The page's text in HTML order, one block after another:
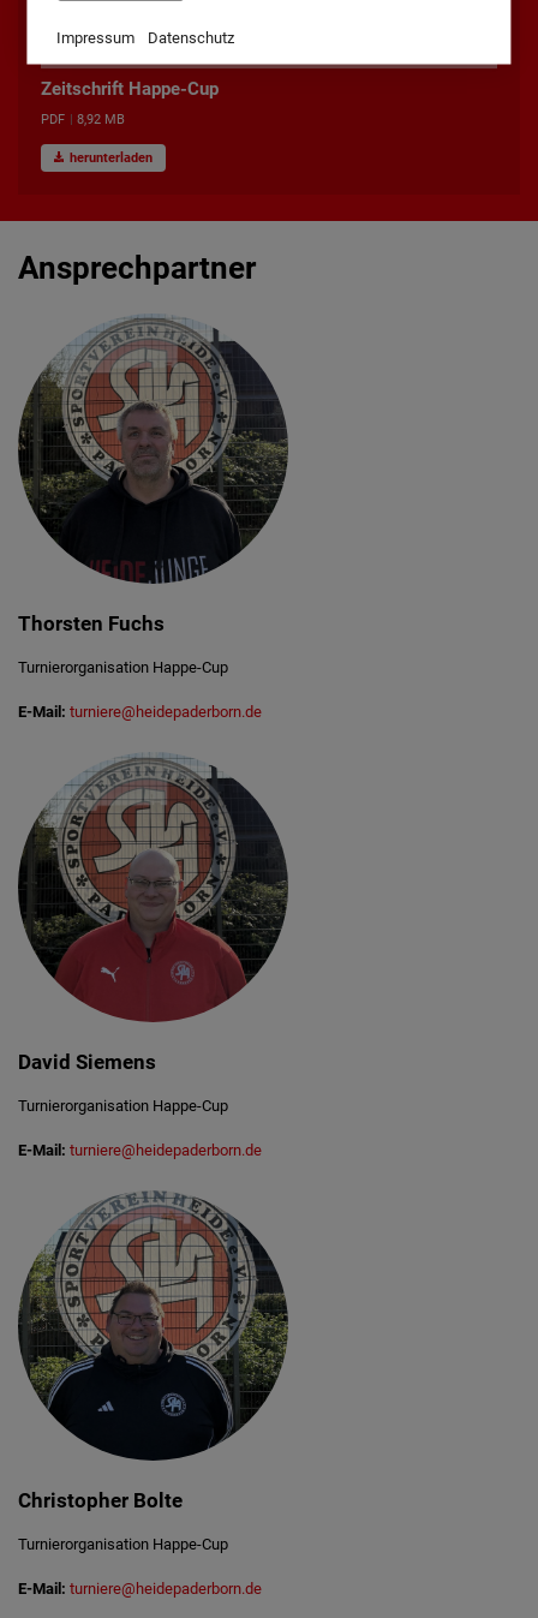
Impressum Datenschutz
Zeitschrift Happe-Cup
PDF 8,92 MB
herunterladen
Ansprechpartner
Thorsten Fuchs
Turnierorganisation Happe-Cup
E-Mail: turniere@heidepaderborn.de
David Siemens
Turnierorganisation Happe-Cup
E-Mail: turniere@heidepaderborn.de
Christopher Bolte
Turnierorganisation Happe-Cup
E-Mail: turniere@heidepaderborn.de